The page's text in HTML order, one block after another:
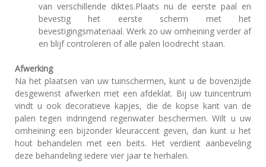
van verschillende diktes.Plaats nu de eerste paal en
bevestig het eerste scherm met het
bevestigingsmateriaal. Werk zo uw omheining verder af
en blijf controleren of alle palen loodrecht staan.
Afwerking
Na het plaatsen van uw tuinschermen, kunt u de bovenzijde
desgewenst afwerken met een afdeklat. Bij uw tuincentrum
vindt u ook decoratieve kapjes, die de kopse kant van de
palen tegen indringend regenwater beschermen. Wilt u uw
omheining een bijzonder kleuraccent geven, dan kunt u het
hout behandelen met een beits. Het verdient aanbeveling
deze behandeling iedere vier jaar te herhalen.